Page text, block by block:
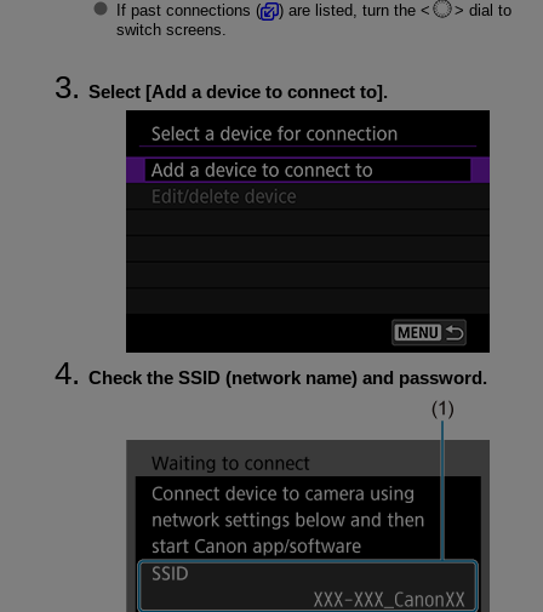
If past connections ( ) are listed, turn the
dial to
switch screens.
Select [Add a device to connect to].
Check the SSID (network name) and password.